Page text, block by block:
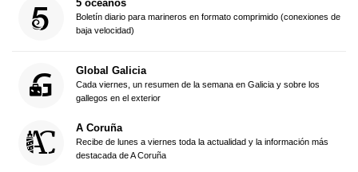
5 océanos
Boletín diario para marineros en formato comprimido (conexiones de
baja velocidad)
Global Galicia
Cada viernes, un resumen de la semana en Galicia y sobre los
gallegos en el exterior
A Coruña
Recibe de lunes a viernes toda la actualidad y la información más
destacada de A Coruña